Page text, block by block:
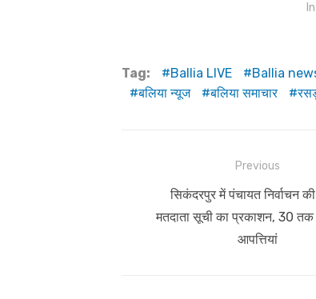
Tag: Ballia LIVE Ballia
बलिया न्यूज
बलिया समाचार
navigation
Previous
Previous
post:
सिकंदरपुर में पंचायत निर्वाचन
मतदाता सूची का प्रकाशन, 30 तक
आपत्तियां